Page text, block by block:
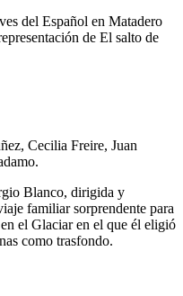
del Español en Matadero
de El salto de
Cecilia Freire, Juan
Blanco, dirigida y
familiar sorprendente para
el Glaciar en el que él eligió
como trasfondo.